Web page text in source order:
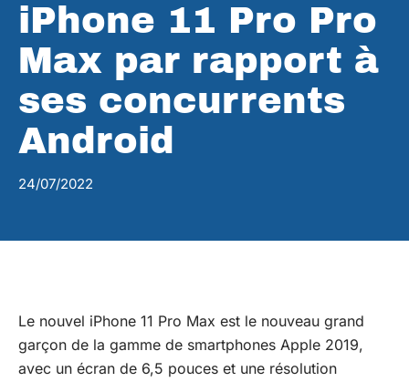
iPhone 11 Pro Pro
Max par rapport à
ses concurrents
Android
24/07/2022
Le nouvel iPhone 11 Pro Max est le nouveau grand
garçon de la gamme de smartphones Apple 2019,
avec un écran de 6,5 pouces et une résolution